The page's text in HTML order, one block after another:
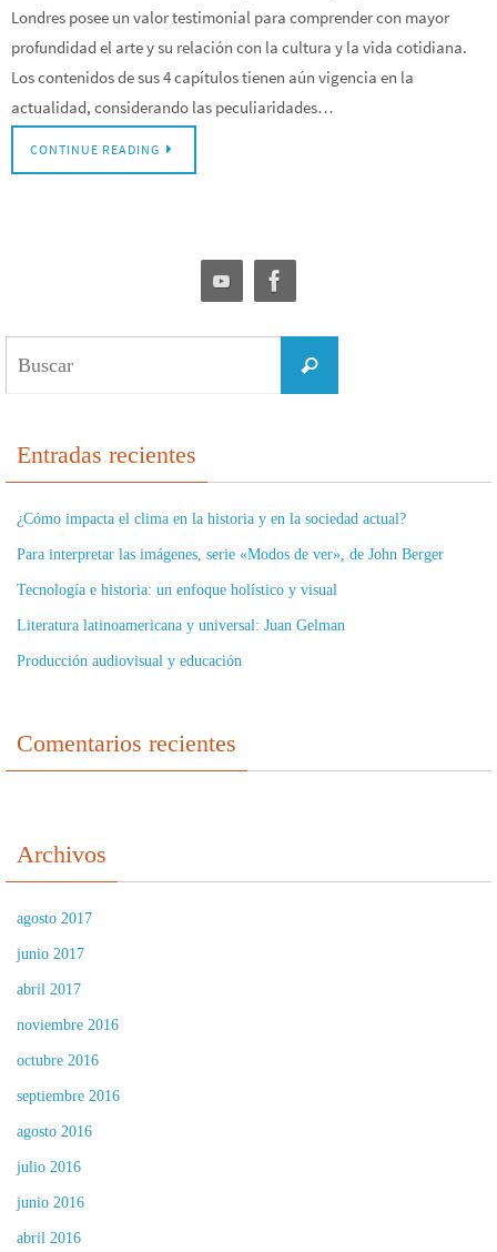
Londres posee un valor testimonial para comprender con mayor
profundidad el arte y su relación con la cultura y la vida cotidiana.
Los contenidos de sus 4 capítulos tienen aún vigencia en la
actualidad, considerando las peculiaridades…
CONTINUE READING
Buscar
Entradas recientes
¿Cómo impacta el clima en la historia y en la sociedad actual?
Para interpretar las imágenes, serie «Modos de ver», de John Berger
Tecnología e historia: un enfoque holístico y visual
Literatura latinoamericana y universal: Juan Gelman
Producción audiovisual y educación
Comentarios recientes
Archivos
agosto 2017
junio 2017
abril 2017
noviembre 2016
octubre 2016
septiembre 2016
agosto 2016
julio 2016
junio 2016
abril 2016